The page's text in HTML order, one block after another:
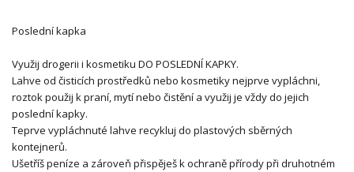
Poslední kapka
Využij drogerii i kosmetiku DO POSLEDNÍ KAPKY.
Lahve od čisticích prostředků nebo kosmetiky nejprve vypláchni,
roztok použij k praní, mytí nebo čistění a využij je vždy do jejich
poslední kapky.
Teprve vypláchnuté lahve recykluj do plastových sběrných
kontejnerů.
Ušetříš peníze a zároveň přispěješ k ochraně přírody při druhotném